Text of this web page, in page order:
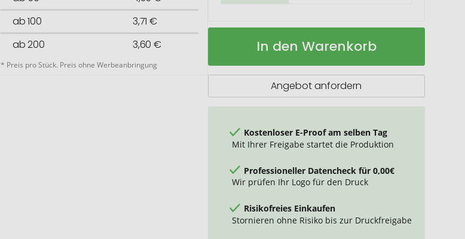
ab 100
3,71 €
ab 200
3,60 €
* Preis pro Stück. Preis ohne Werbeanbringung
Americano®
ml
Auf
In den Warenkorb
Angebot anfordern
Kostenloser E-Proof am selben Tag
Mit Ihrer Freigabe startet die Produktion
Professioneller Datencheck für 0,00€
Wir prüfen Ihr Logo für den Druck
Risikofreies Einkaufen
Stornieren ohne Risiko bis zur Druckfreigabe